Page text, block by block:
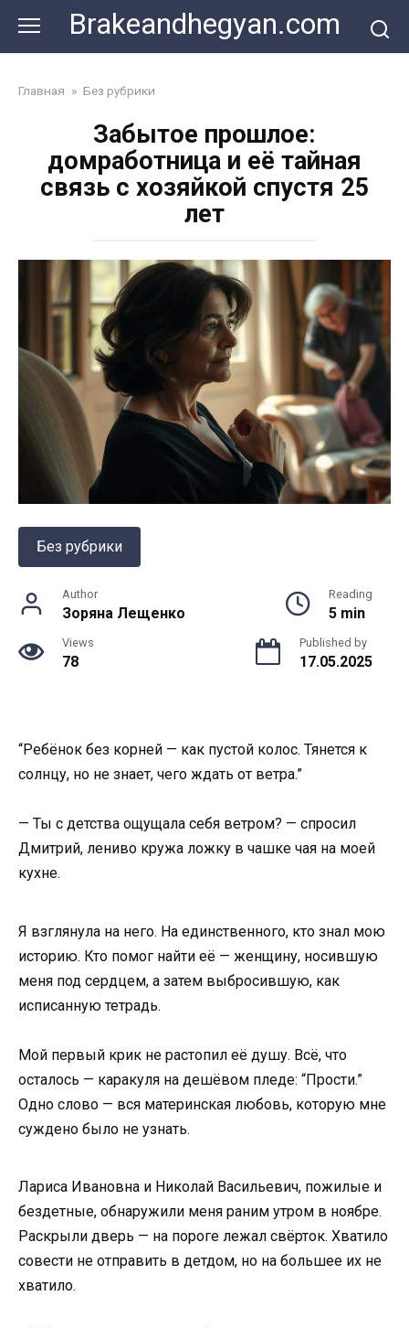
content
Brakeandhegyan.com
Главная » Без рубрики
Забытое прошлое:
домработница и её тайная
связь с хозяйкой спустя 25
лет
Без рубрики
Author
Зоряна Лещенко
Reading
5 min
Views
78
Published by
17.05.2025
“Ребёнок без корней — как пустой колос. Тянется к
солнцу, но не знает, чего ждать от ветра.”
— Ты с детства ощущала себя ветром? — спросил
Дмитрий, лениво кружа ложку в чашке чая на моей
кухне.
Я взглянула на него. На единственного, кто знал мою
историю. Кто помог найти её — женщину, носившую
меня под сердцем, а затем выбросившую, как
исписанную тетрадь.
Мой первый крик не растопил её душу. Всё, что
осталось — каракуля на дешёвом пледе: “Прости.”
Одно слово — вся материнская любовь, которую мне
суждено было не узнать.
Лариса Ивановна и Николай Васильевич, пожилые и
бездетные, обнаружили меня раним утром в ноябре.
Раскрыли дверь — на пороге лежал свёрток. Хватило
совести не отправить в детдом, но на большее их не
хватило.